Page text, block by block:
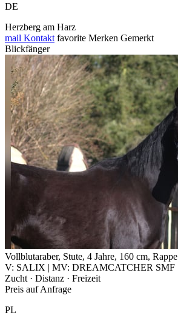
DE
Herzberg am Harz
mail Kontakt favorite Merken Gemerkt
Blickfänger
Vollblutaraber, Stute, 4 Jahre, 160 cm, Rappe
V: SALIX | MV: DREAMCATCHER SMF
Zucht · Distanz · Freizeit
Preis auf Anfrage
PL